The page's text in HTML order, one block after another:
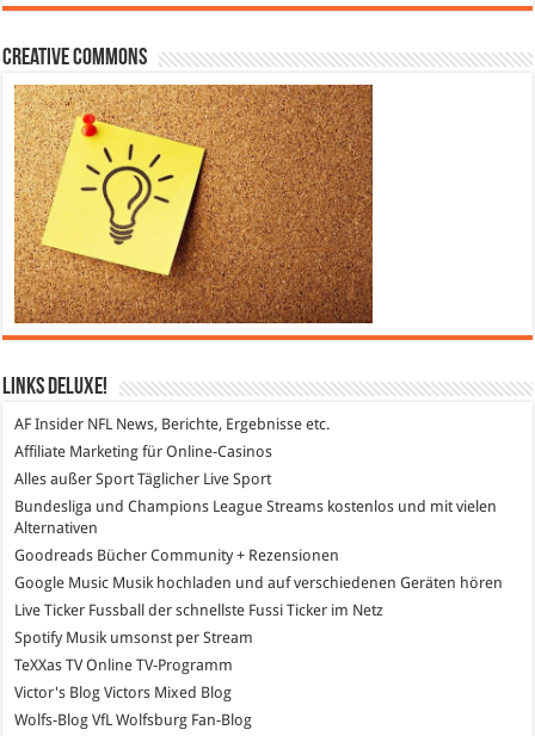
Creative Commons
Links DeLuXe!
AF Insider NFL News, Berichte, Ergebnisse etc.
Affiliate Marketing für Online-Casinos
Alles außer Sport Täglicher Live Sport
Bundesliga und Champions League Streams kostenlos und mit vielen
Alternativen
Goodreads Bücher Community + Rezensionen
Google Music Musik hochladen und auf verschiedenen Geräten hören
Live Ticker Fussball
der schnellste Fussi Ticker im Netz
SpotifyMusik umsonst per Stream
TeXXas TVOnline TV-Programm
Victor's Blog Victors Mixed Blog
Wolfs-Blog VfL Wolfsburg Fan-Blog